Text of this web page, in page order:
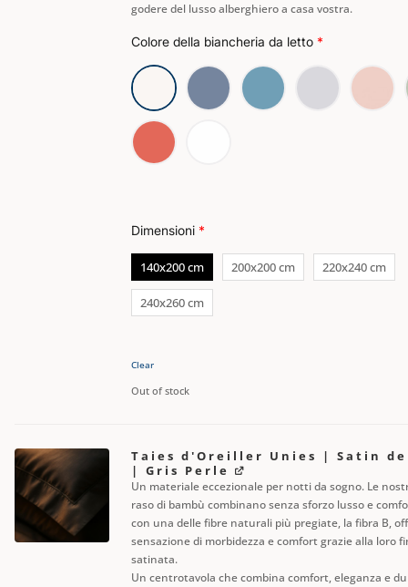
godere del lusso alberghiero a casa vostra.
Colore della biancheria da letto *
Dimensioni *
140x200 cm 200x200 cm 220x240 cm
240x260 cm
Clear
Out of stock
Taies d'Oreiller Unies | Satin de
| Gris Perle
Un materiale eccezionale per notti da sogno. Le
raso di bambù combinano senza sforzo lusso e
con una delle fibre naturali più pregiate, la fibra B,
sensazione di morbidezza e comfort grazie alla loro
satinata.
Un centrotavola che combina comfort, eleganza e